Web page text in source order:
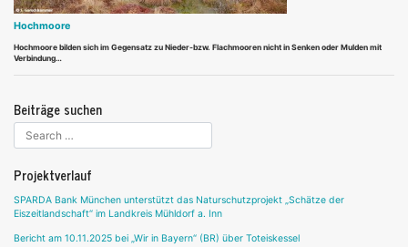
Hochmoore
Hochmoore bilden sich im Gegensatz zu Nieder-bzw. Flachmooren nicht in Senken oder Mulden mit
Verbindung…
Beiträge suchen
Projektverlauf
SPARDA Bank München unterstützt das Naturschutzprojekt „Schätze der
Eiszeitlandschaft“ im Landkreis Mühldorf a. Inn
Bericht am 10.11.2025 bei „Wir in Bayern“ (BR) über Toteiskessel